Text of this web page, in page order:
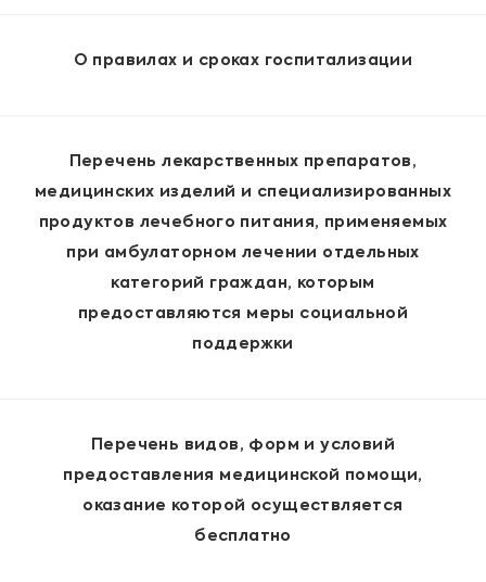
О правилах и сроках госпитализации
Перечень лекарственных препаратов,
медицинских изделий и специализированных
продуктов лечебного питания, применяемых
при амбулаторном лечении отдельных
категорий граждан, которым
предоставляются меры социальной
поддержки
Перечень видов, форм и условий
предоставления медицинской помощи,
оказание которой осуществляется
бесплатно